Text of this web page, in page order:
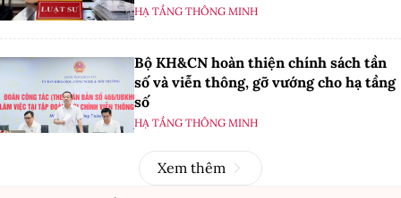
HẠ TẦNG THÔNG MINH
Bộ KH&CN hoàn thiện chính sách tần
số và viễn thông, gỡ vướng cho hạ tầng
số
HẠ TẦNG THÔNG MINH
Xem thêm